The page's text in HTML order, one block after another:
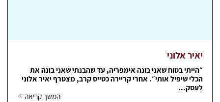
יאיר אלוני
״הייתי בטוח שאני בונה אימפריה, עד שהבנתי שאני בונה את
הכלי שיפיל אותי״. אחרי קריירה כטייס קרב, מצטרף יאיר אלוני
לעסק...
המשך קריאה